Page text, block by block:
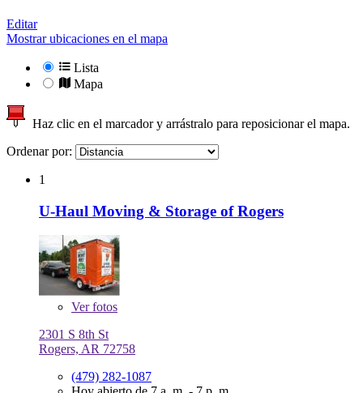
Editar
Mostrar ubicaciones en el mapa
Lista
Mapa
Haz clic en el marcador y arrástralo para reposicionar el mapa.
Ordenar por:
1
U-Haul Moving & Storage of Rogers
Verfotos
2301 S 8th St
Rogers, AR 72758
(479) 282-1087